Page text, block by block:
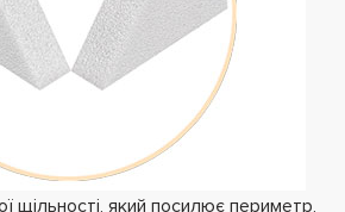
щільності, який посилює периметр,